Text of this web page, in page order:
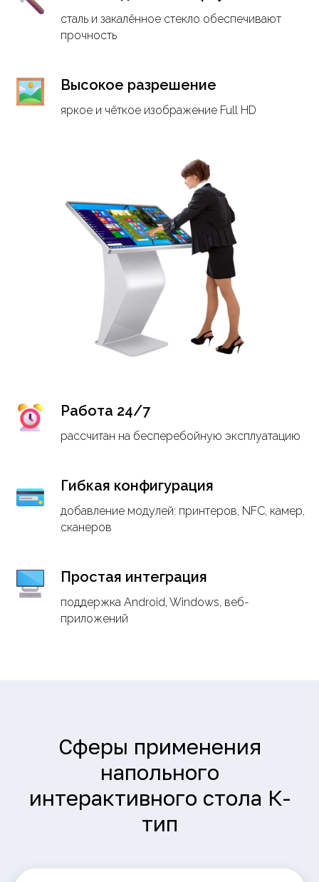
сталь и закалённое стекло обеспечивают
прочность
Высокое разрешение
яркое и чёткое изображение Full HD
Работа 24/7
рассчитан на бесперебойную эксплуатацию
Гибкая конфигурация
добавление модулей: принтеров, NFC, камер,
сканеров
Простая интеграция
поддержка Android, Windows, веб-
приложений
Сферы применения
напольного
интерактивного стола К-
тип